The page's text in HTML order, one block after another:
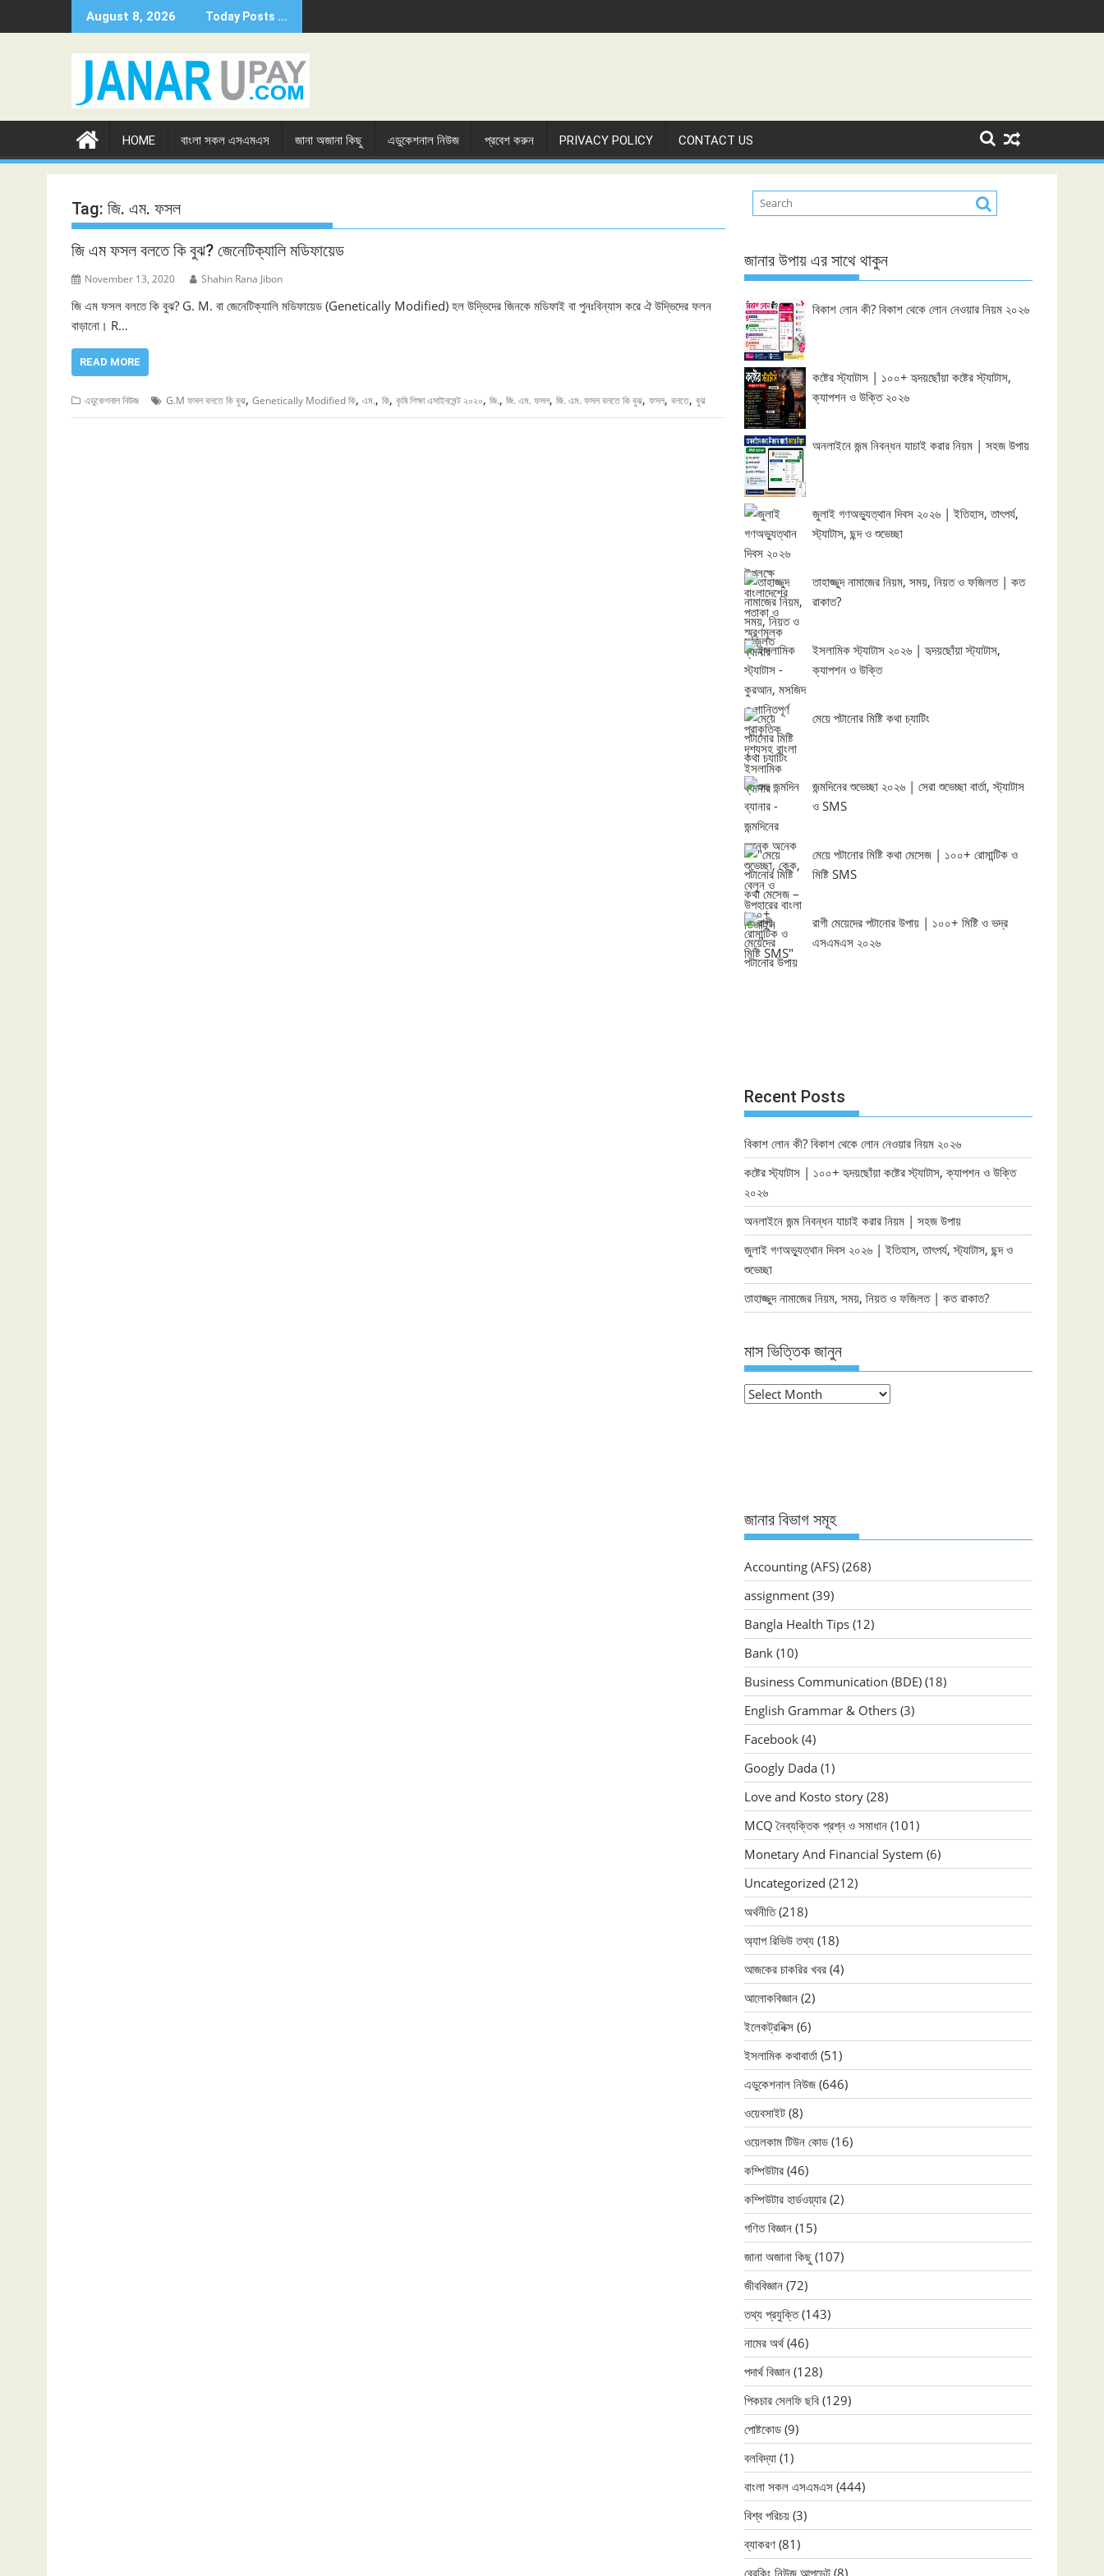
to
August 8, 2026 Today Posts ...
HOME বাংলা সকল এসএমএস জানা অজানা কিছু এডুকেশনাল নিউজ প্রবেশ করুন PRIVACY POLICY CONTACT US
Tag: জি. এম. ফসল
জি এম ফসল বলতে কি বুঝ? জেনেটিক্যালি মডিফায়েড
November 13, 2020 Shahin Rana Jibon
জি এম ফসল বলতে কি বুঝ? G. M. বা জেনেটিক্যালি মডিফায়েড (Genetically Modified) হল উদ্ভিদের জিনকে মডিফাই বা পুনঃবিন্যাস করে ঐ উদ্ভিদের ফলন
বাড়ানো। R…
READ MORE
এডুকেশনাল নিউজ G.M ফসল বলতে কি বুঝ, Genetically Modified কি, এম., কি, কৃষি শিক্ষা এসাইনমেন্ট ২০২০, জি., জি. এম. ফসল, জি. এম. ফসল বলতে কি বুঝ, ফসল, বলতে, বুঝ
জানার উপায় এর সাথে থাকুন
বিকাশ লোন কী? বিকাশ থেকে লোন নেওয়ার নিয়ম ২০২৬
কষ্টের স্ট্যাটাস | ১০০+ হৃদয়ছোঁয়া কষ্টের স্ট্যাটাস,
ক্যাপশন ও উক্তি ২০২৬
অনলাইনে জন্ম নিবন্ধন যাচাই করার নিয়ম | সহজ উপায়
জুলাই গণঅভ্যুত্থান দিবস ২০২৬ | ইতিহাস, তাৎপর্য,
স্ট্যাটাস, ছন্দ ও শুভেচ্ছা
তাহাজ্জুদ নামাজের নিয়ম, সময়, নিয়ত ও ফজিলত | কত
রাকাত?
ইসলামিক স্ট্যাটাস ২০২৬ | হৃদয়ছোঁয়া স্ট্যাটাস,
ক্যাপশন ও উক্তি
মেয়ে পটানোর মিষ্টি কথা চ্যাটিং
জন্মদিনের শুভেচ্ছা ২০২৬ | সেরা শুভেচ্ছা বার্তা, স্ট্যাটাস
ও SMS
মেয়ে পটানোর মিষ্টি কথা মেসেজ | ১০০+ রোমান্টিক ও
মিষ্টি SMS
রাগী মেয়েদের পটানোর উপায় | ১০০+ মিষ্টি ও ভদ্র
এসএমএস ২০২৬
Recent Posts
বিকাশ লোন কী? বিকাশ থেকে লোন নেওয়ার নিয়ম ২০২৬
কষ্টের স্ট্যাটাস | ১০০+ হৃদয়ছোঁয়া কষ্টের স্ট্যাটাস, ক্যাপশন ও উক্তি
২০২৬
অনলাইনে জন্ম নিবন্ধন যাচাই করার নিয়ম | সহজ উপায়
জুলাই গণঅভ্যুত্থান দিবস ২০২৬ | ইতিহাস, তাৎপর্য, স্ট্যাটাস, ছন্দ ও
শুভেচ্ছা
তাহাজ্জুদ নামাজের নিয়ম, সময়, নিয়ত ও ফজিলত | কত রাকাত?
মাস ভিত্তিক জানুন
মাস
জানার বিভাগ সমূহ
Accounting (AFS) (268)
assignment (39)
Bangla Health Tips (12)
Bank (10)
Business Communication (BDE) (18)
English Grammar & Others (3)
Facebook (4)
Googly Dada (1)
Love and Kosto story (28)
MCQ নৈব্যক্তিক প্রশ্ন ও সমাধান (101)
Monetary And Financial System (6)
Uncategorized (212)
অর্থনীতি(218)
অ্যাপ রিভিউ তথ্য (18)
আজকের চাকরির খবর (4)
আলোকবিজ্ঞান (2)
ইলেকট্রনিক্স (6)
ইসলামিক কথাবার্তা (51)
এডুকেশনাল নিউজ (646)
ওয়েবসাইট (8)
ওয়েলকাম টিউন কোড (16)
কম্পিউটার (46)
কম্পিউটার হার্ডওয়্যার (2)
গণিত বিজ্ঞান (15)
জানা অজানা কিছু (107)
জীববিজ্ঞান (72)
তথ্য প্রযুক্তি(143)
নামের অর্থ(46)
পদার্থ বিজ্ঞান (128)
পিকচার সেলফি ছবি (129)
পোষ্টকোড (9)
বলবিদ্যা (1)
বাংলা সকল এসএমএস (444)
বিশ্ব পরিচয় (3)
ব্যাকরণ (81)
ব্রেকিং নিউজ আপডেট (8)